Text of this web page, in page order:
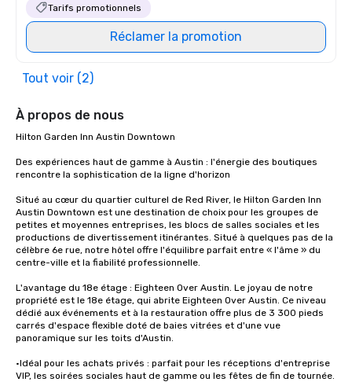
Tarifs promotionnels
Réclamer la promotion
Tout voir (2)
À propos de nous
Hilton Garden Inn Austin Downtown
Des expériences haut de gamme à Austin : l'énergie des boutiques
rencontre la sophistication de la ligne d'horizon
Situé au cœur du quartier culturel de Red River, le Hilton Garden Inn
Austin Downtown est une destination de choix pour les groupes de
petites et moyennes entreprises, les blocs de salles sociales et les
productions de divertissement itinérantes. Situé à quelques pas de la
célèbre 6e rue, notre hôtel offre l'équilibre parfait entre « l'âme » du
centre-ville et la fiabilité professionnelle.
L'avantage du 18e étage : Eighteen Over Austin. Le joyau de notre
propriété est le 18e étage, qui abrite Eighteen Over Austin. Ce niveau
dédié aux événements et à la restauration offre plus de 3 300 pieds
carrés d'espace flexible doté de baies vitrées et d'une vue
panoramique sur les toits d'Austin.
•Idéal pour les achats privés : parfait pour les réceptions d'entreprise
VIP, les soirées sociales haut de gamme ou les fêtes de fin de tournée.